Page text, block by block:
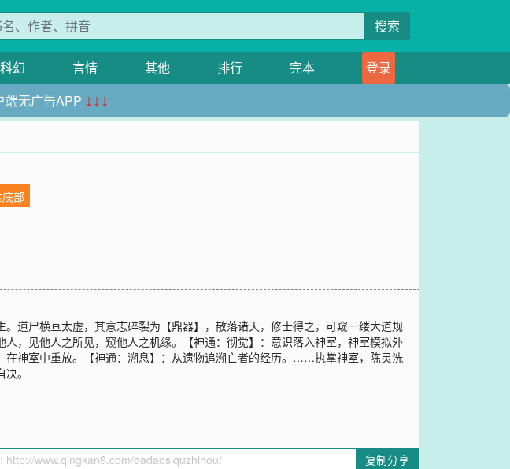
搜索
科幻 言情 其他 排行 完本
登录
端无广告APP ↓↓↓
部
道尸横亘太虚，其意志碎裂为【鼎器】，散落诸天，修士得之，可窥一缕大道规
，见他人之所见，窥他人之机缘。【神通：彻觉】：意识落入神室，神室模拟外
神室中重放。【神通：溯息】：从遗物追溯亡者的经历。……执掌神室，陈灵洗
。
复制分享